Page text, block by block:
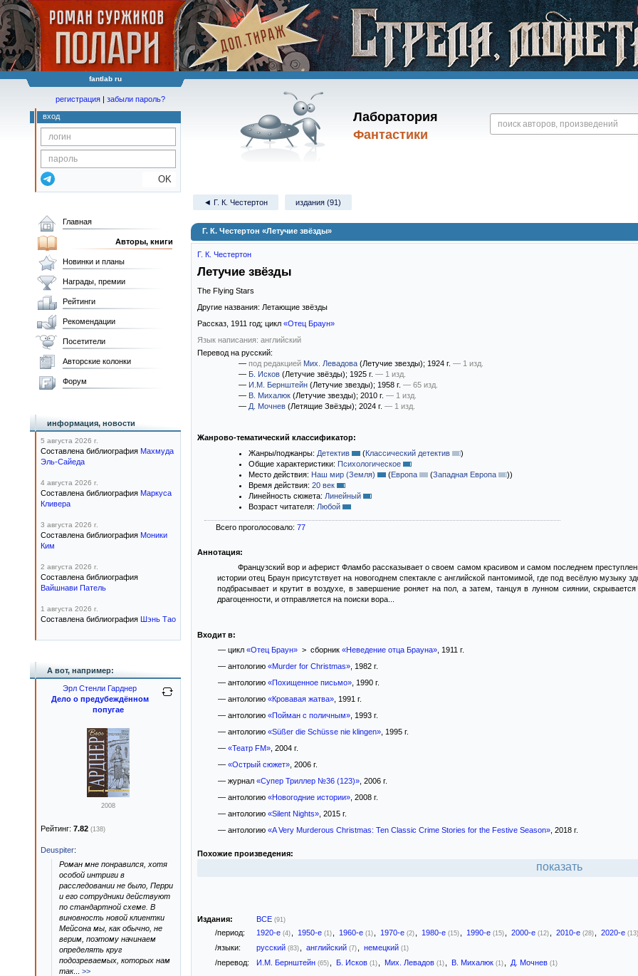
fantlab ru
Лаборатория
Фантастики
регистрация | забыли пароль?
вход
OK
◄ Г. К. Честертон издания (91)
Г. К. Честертон «Летучие звёзды»
Г. К. Честертон
Летучие звёзды
The Flying Stars
Другие названия: Летающие звёзды
Рассказ, 1911 год; цикл «Отец Браун»
Язык написания: английский
Перевод на русский:
— под редакцией Мих. Левадова (Летучие звезды); 1924 г. — 1 изд.
— Б. Исков (Летучие звёзды); 1925 г. — 1 изд.
— И.М. Бернштейн (Летучие звезды); 1958 г. — 65 изд.
— В. Михалюк (Летучие звезды); 2010 г. — 1 изд.
— Д. Мочнев (Летящие Звёзды); 2024 г. — 1 изд.
Жанрово-тематический классификатор:
Жанры/поджанры: Детектив (Классический детектив
)
Общие характеристики: Психологическое
Место действия: Наш мир (Земля) (Европа (Западная Европа ))
Время действия: 20 век
Линейность сюжета: Линейный
Возраст читателя: Любой
Всего проголосовало: 77
Аннотация:
Французский вор и аферист Фламбо рассказывает о своем самом красивом и самом последнем
истории отец Браун присутствует на новогоднем спектакле с английской пантомимой, где под весёлую музыку
подбрасывает и крутит в воздухе, в завершение роняет на пол, а затем, танцуя в лунном сиянии,
драгоценности, и отправляется на поиски вора...
Входит в:
— цикл «Отец Браун»> сборник «Неведение отца Брауна», 1911 г.
— антологию «Murder for Christmas», 1982 г.
— антологию «Похищенное письмо», 1990 г.
— антологию «Кровавая жатва», 1991 г.
— антологию «Пойман с поличным», 1993 г.
— антологию «Süßer die Schüsse nie klingen», 1995 г.
— «Театр FM», 2004 г.
— «Острый сюжет», 2006 г.
— журнал «Супер Триллер №36 (123)», 2006 г.
— антологию «Новогодние истории», 2008 г.
— антологию «Silent Nights», 2015 г.
— антологию «A Very Murderous Christmas: Ten Classic Crime Stories for the Festive Season», 2018 г.
Похожие произведения:
показать
Издания: ВСЕ (91)
/период: 1920-е (4) 1950-е (1) 1960-е (1) 1970-е (2) 1980-е (15) 1990-е (15) 2000-е (12) 2010-е (28) 2020-е (13)
/языки: русский (83) английский (7) немецкий (1)
/перевод: И.М. Бернштейн (65) Б. Исков (1) Мих. Левадов (1) В. Михалюк (1) Д. Мочнев (1)
Главная
Авторы, книги
Новинки и планы
Награды, премии
Рейтинги
Рекомендации
Посетители
Авторские колонки
Форум
информация, новости
5 августа 2026 г.
Составлена библиография Махмуда
Эль-Сайеда
4 августа 2026 г.
Составлена библиография Маркуса
Кливера
3 августа 2026 г.
Составлена библиография Моники
Ким
2 августа 2026 г.
Составлена библиография
Вайшнави Патель
1 августа 2026 г.
Составлена библиография Шэнь Тао
А вот, например:
Эрл Стенли Гарднер
Дело о предубеждённом
попугае
2008
Рейтинг: 7.82 (138)
Deuspiter:
Роман мне понравился, хотя
особой интриги в
расследовании не было, Перри
и его сотрудники действуют
по стандартной схеме. В
виновность новой клиентки
Мейсона мы, как обычно, не
верим, поэтому начинаем
определять круг
подозреваемых, которых нам
так... >>